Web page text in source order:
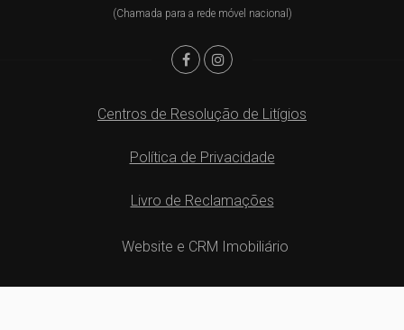
(Chamada para a rede móvel nacional)
Centros de Resolução de Litígios
Política de Privacidade
Livro de Reclamações
Website e CRM Imobiliário